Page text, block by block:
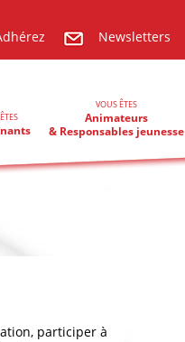
Newsletters
VOUS ÊTES
Animateurs
& Responsables jeunesse
participer à